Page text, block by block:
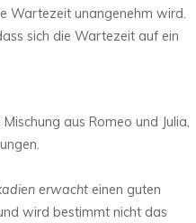
Wartezeit unangenehm wird.
sich die Wartezeit auf ein
aus Romeo und Julia,
erwacht einen guten
wird bestimmt nicht das